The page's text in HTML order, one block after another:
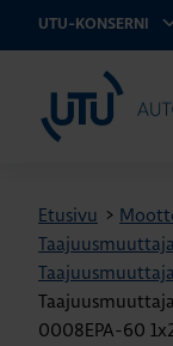
UTU-KONSERNI
UTU Automation
Etusivu >
0008EPA-60